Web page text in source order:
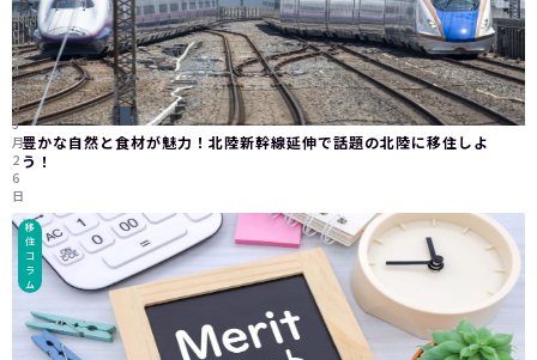
豊かな自然と食材が魅力！北陸新幹線延伸で話題の北陸に移住しよ
う！
移
住
コ
ラ
ム
2
0
2
4
年
0
5
月
2
6
日